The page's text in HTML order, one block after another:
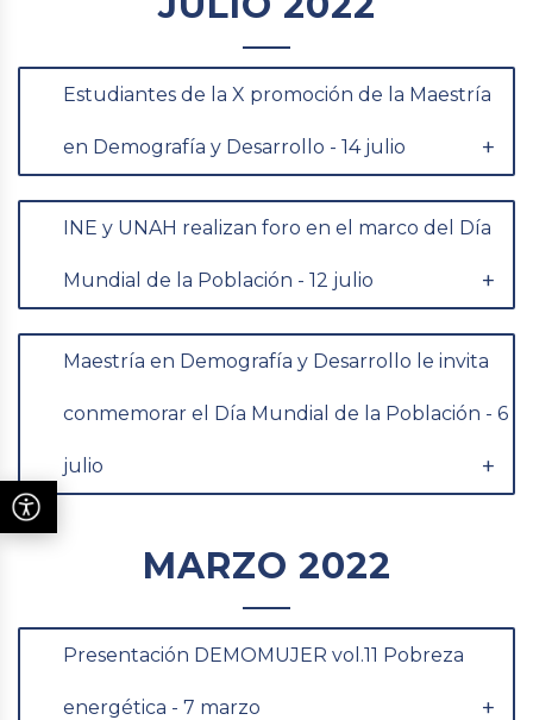
Estudiantes de la X promoción de la Maestría
en Demografía y Desarrollo - 14 julio
INE y UNAH realizan foro en el marco del Día
Mundial de la Población - 12 julio
Maestría en Demografía y Desarrollo le invita
conmemorar el Día Mundial de la Población - 6
julio
MARZO 2022
Presentación DEMOMUJER vol.11 Pobreza
energética - 7 marzo